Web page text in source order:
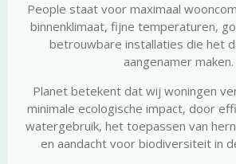
People staat voor maximaal
binnenklimaat, fijne temperaturen,
betrouwbare installaties die het
aangenamer maken.
Planet betekent dat wij woningen
minimale ecologische impact, door
watergebruik, het toepassen van
en aandacht voor biodiversiteit in